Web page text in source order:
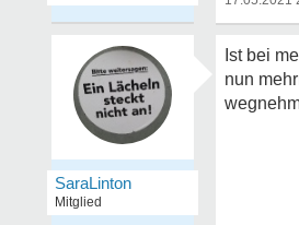
SaraLinton
Mitglied
Ist bei
nun